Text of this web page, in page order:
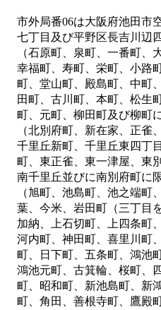
市外局番06は大阪府池田市
七丁目及び平野区長吉川辺
（石原町、泉町、一番町、
幸福町、寿町、栄町、小路
町、堂山町、殿島町、中町
田町、古川町、本町、松生
町、元町、柳田町及び柳町
（北別府町、新在家、正雀
千里丘新町、千里丘東四丁
町、東正雀、東一津屋、東
南千里丘並びに南別府町に
（旭町、池島町、池之端町
葉、今米、岩田町（三丁目
加納、上石切町、上四条町
河内町、神田町、喜里川町
町、日下町、五条町、鴻池
鴻池元町、古箕輪、桜町、
町、昭和町、新池島町、新
町、角田、善根寺町、鷹殿